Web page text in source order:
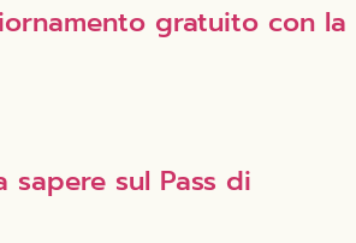
gratuito con la
sapere sul Pass di